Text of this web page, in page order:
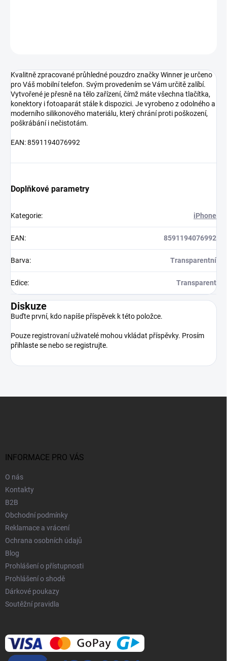
Kvalitně zpracované průhledné pouzdro značky Winner je určeno
pro Váš mobilní telefon. Svým provedením se Vám určitě zalíbí.
Vytvořené je přesně na tělo zařízení, čímž máte všechna tlačítka,
konektory i fotoaparát stále k dispozici. Je vyrobeno z odolného a
moderního silikonového materiálu, který chrání proti poškození,
poškrábání i nečistotám.
EAN: 8591194076992
Doplňkové parametry
Kategorie: iPhone
EAN: 8591194076992
Barva: Transparentní
Edice: Transparent
Diskuze
Buďte první, kdo napíše příspěvek k této položce.
Pouze registrovaní uživatelé mohou vkládat příspěvky. Prosím
přihlaste se nebo se registrujte.
INFORMACE PRO VÁS
O nás
Kontakty
B2B
Obchodní podmínky
Reklamace a vrácení
Ochrana osobních údajů
Blog
Prohlášení o přístupnosti
Prohlášení o shodě
Dárkové poukazy
Soutěžní pravidla